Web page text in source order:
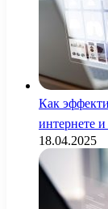
Как
интернете
18.04.2025